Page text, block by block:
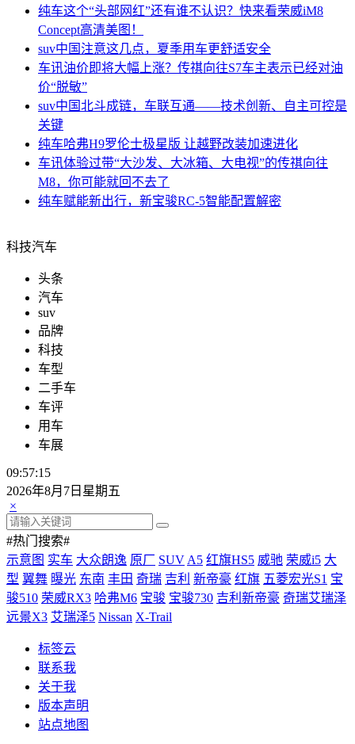
纯车这个“头部网红”还有谁不认识？快来看荣威iM8
Concept高清美图！
suv中国注意这几点，夏季用车更舒适安全
车讯油价即将大幅上涨？传祺向往S7车主表示已经对油
价“脱敏”
suv中国北斗成链，车联互通——技术创新、自主可控是
关键
纯车哈弗H9罗伦士极星版 让越野改装加速进化
车讯体验过带“大沙发、大冰箱、大电视”的传祺向往
M8，你可能就回不去了
纯车赋能新出行，新宝骏RC-5智能配置解密
科技汽车
头条
汽车
suv
品牌
科技
车型
二手车
车评
用车
车展
09:57:15
2026年8月7日星期五
×
#热门搜索#
示意图 实车 大众朗逸 原厂 SUVA5 红旗HS5 威驰 荣威i5 大
型 翼舞 曝光 东南 丰田 奇瑞 吉利 新帝豪 红旗 五菱宏光S1 宝
骏510 荣威RX3 哈弗M6 宝骏 宝骏730 吉利新帝豪 奇瑞艾瑞泽
远景X3 艾瑞泽5 Nissan X-Trail
标签云
联系我
关于我
版本声明
站点地图